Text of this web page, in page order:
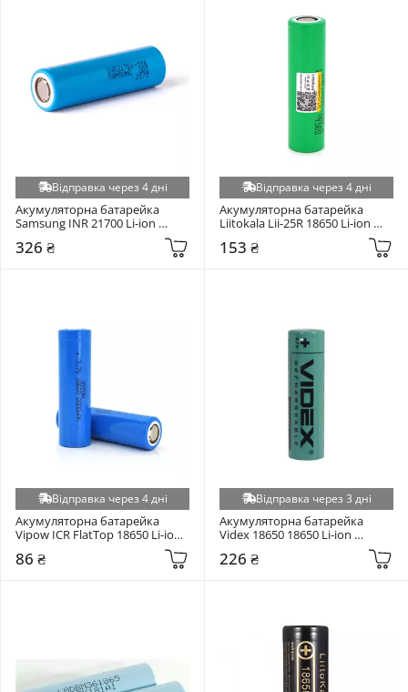
Відправка через 4 дні
Акумуляторна батарейка
Samsung INR 21700 Li-ion
326 ₴
Відправка через 4 дні
Акумуляторна батарейка
Liitokala Lii-25R 18650 Li-ion
153 ₴
Відправка через 4 дні
Акумуляторна батарейка
Vipow ICR FlatTop 18650 Li-ion
86 ₴
Відправка через 3 дні
Акумуляторна батарейка
Videx 18650 18650 Li-ion
226 ₴